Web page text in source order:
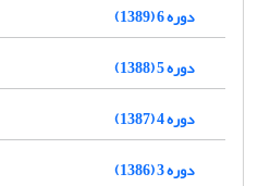
دوره 6 (1389)
دوره 5 (1388)
دوره 4 (1387)
دوره 3 (1386)